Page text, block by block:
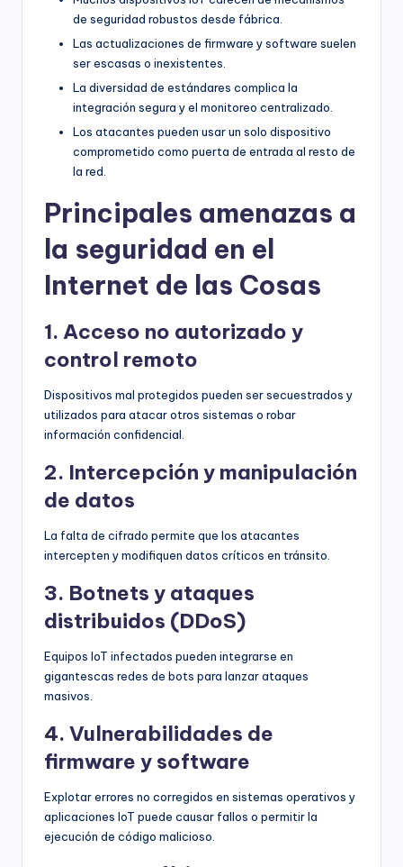
de seguridad robustos desde fábrica.
Las actualizaciones de firmware y software suelen
ser escasas o inexistentes.
La diversidad de estándares complica la
integración segura y el monitoreo centralizado.
Los atacantes pueden usar un solo dispositivo
comprometido como puerta de entrada al resto de
la red.
Principales amenazas a
la seguridad en el
Internet de las Cosas
1. Acceso no autorizado y
control remoto
Dispositivos mal protegidos pueden ser secuestrados y
utilizados para atacar otros sistemas o robar
información confidencial.
2. Intercepción y manipulación
de datos
La falta de cifrado permite que los atacantes
intercepten y modifiquen datos críticos en tránsito.
3. Botnets y ataques
distribuidos (DDoS)
Equipos IoT infectados pueden integrarse en
gigantescas redes de bots para lanzar ataques
masivos.
4. Vulnerabilidades de
firmware y software
Explotar errores no corregidos en sistemas operativos y
aplicaciones IoT puede causar fallos o permitir la
ejecución de código malicioso.